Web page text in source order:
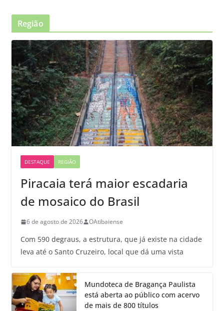
Região
DESTAQUE REGIÃO
Piracaia terá maior escadaria
de mosaico do Brasil
6 de agosto de 2026 OAtibaiense
Com 590 degraus, a estrutura, que já existe na cidade
leva até o Santo Cruzeiro, local que dá uma vista
Mundoteca de Bragança Paulista
está aberta ao público com acervo
de mais de 800 títulos